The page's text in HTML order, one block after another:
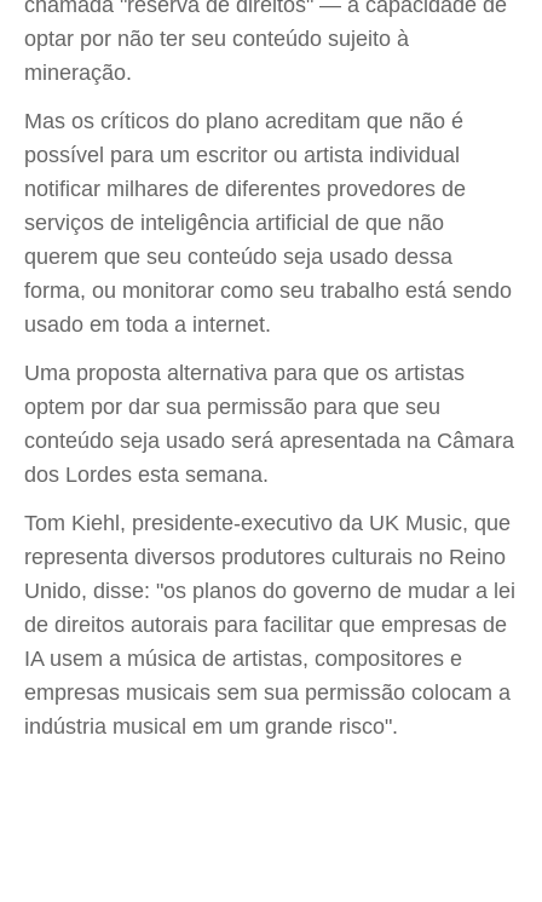
chamada "reserva de direitos" — a capacidade de
optar por não ter seu conteúdo sujeito à
mineração.
Mas os críticos do plano acreditam que não é
possível para um escritor ou artista individual
notificar milhares de diferentes provedores de
serviços de inteligência artificial de que não
querem que seu conteúdo seja usado dessa
forma, ou monitorar como seu trabalho está sendo
usado em toda a internet.
Uma proposta alternativa para que os artistas
optem por dar sua permissão para que seu
conteúdo seja usado será apresentada na Câmara
dos Lordes esta semana.
Tom Kiehl, presidente-executivo da UK Music, que
representa diversos produtores culturais no Reino
Unido, disse: "os planos do governo de mudar a lei
de direitos autorais para facilitar que empresas de
IA usem a música de artistas, compositores e
empresas musicais sem sua permissão colocam a
indústria musical em um grande risco".